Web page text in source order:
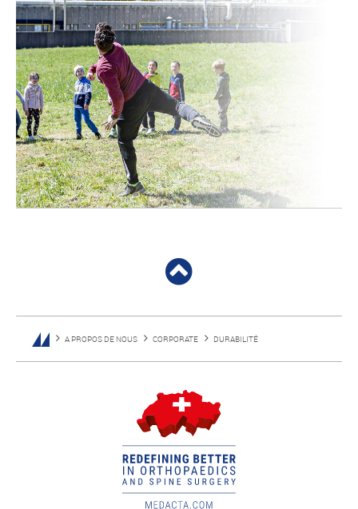
A PROPOS DE NOUS CORPORATE DURABILITÉ